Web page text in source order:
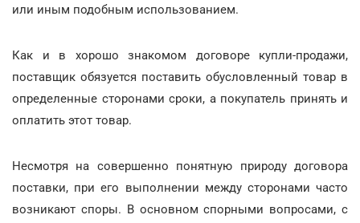
или иным подобным использованием.
Как и в хорошо знакомом договоре купли-продажи,
поставщик обязуется поставить обусловленный товар в
определенные сторонами сроки, а покупатель принять и
оплатить этот товар.
Несмотря на совершенно понятную природу договора
поставки, при его выполнении между сторонами часто
возникают споры. В основном спорными вопросами, с